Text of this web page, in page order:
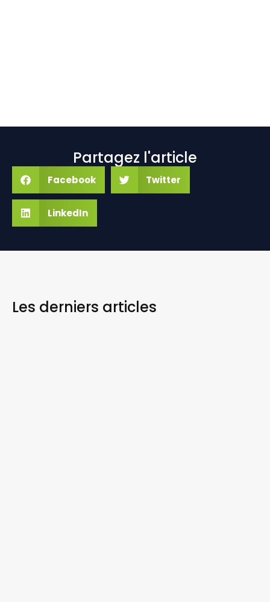
Partagez l'article
Facebook Twitter
LinkedIn
Les derniers articles